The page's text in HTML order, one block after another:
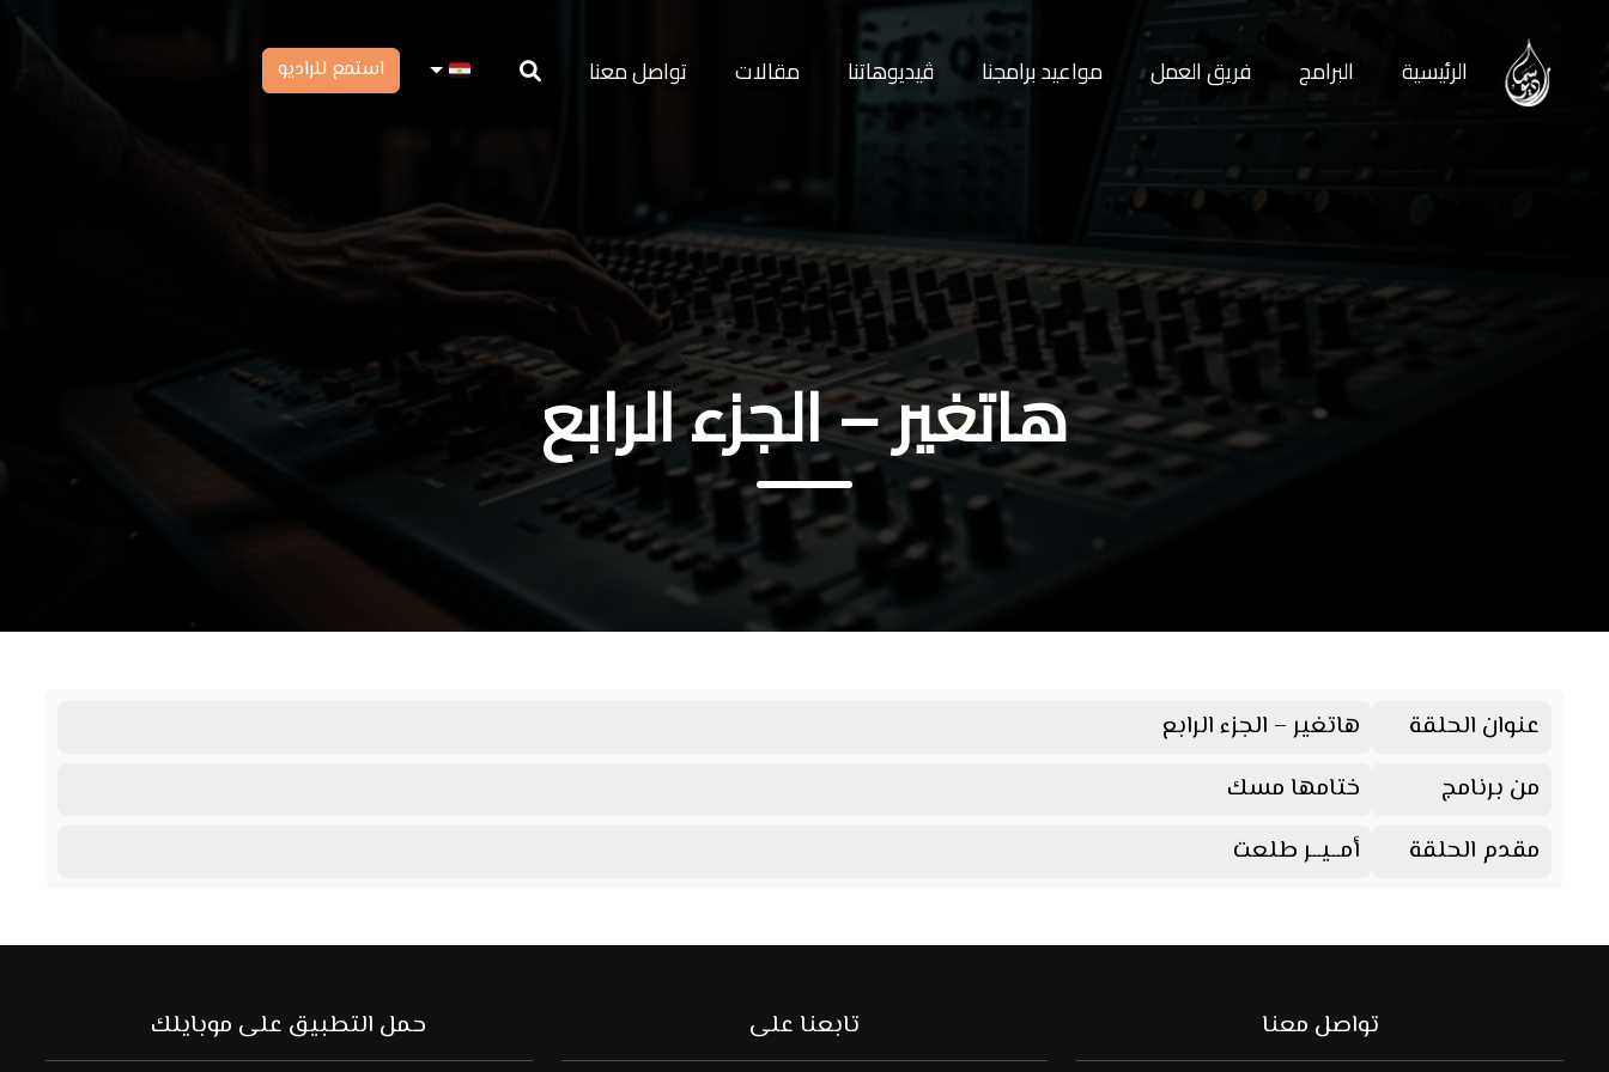
الرئيسية البرامج فريق العمل مواعيد برامجنا ڤيديوهاتنا مقالات تواصل معنا استمع للراديو
هاتغير – الجزء الرابع
عنوان الحلقة
هاتغير – الجزء الرابع
من برنامج
ختامها مسك
مقدم الحلقة
أمــيــر طلعت
تواصل معنا تابعنا على حمل التطبيق على موبايلك